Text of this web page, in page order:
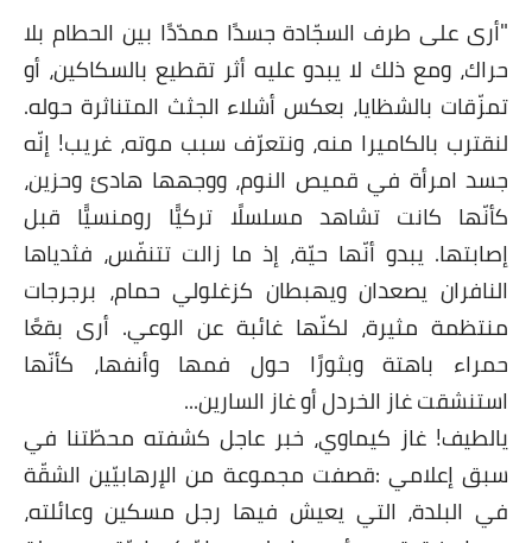
"أرى على طرف السجّادة جسدًا ممدّدًا بين الحطام بلا
حراك، ومع ذلك لا يبدو عليه أثر تقطيع بالسكاكين، أو
تمزّقات بالشظايا، بعكس أشلاء الجثث المتناثرة حوله.
لنقترب بالكاميرا منه، ونتعرّف سبب موته، غريب! إنّه
جسد امرأة في قميص النوم، ووجهها هادئ وحزين،
كأنّها كانت تشاهد مسلسلًا تركيًّا رومنسيًّا قبل
إصابتها. يبدو أنّها حيّة، إذ ما زالت تتنفّس، فثدياها
النافران يصعدان ويهبطان كزغلولي حمام، برجرجات
منتظمة مثيرة، لكنّها غائبة عن الوعي. أرى بقعًا
حمراء باهتة وبثورًا حول فمها وأنفها، كأنّها
استنشقت غاز الخردل أو غاز السارين...
يالطيف! غاز كيماوي، خبر عاجل كشفته محطّتنا في
سبق إعلامي :قصفت مجموعة من الإرهابيّين الشقّة
في البلدة، التي يعيش فيها رجل مسكين وعائلته،